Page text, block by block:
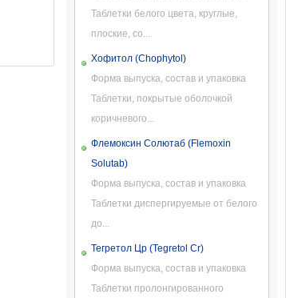
Таблетки белого цвета, круглые,
плоские, со...
Хофитол (Chophytol)
Форма выпуска, состав и упаковка
Таблетки, покрытые оболочкой
коричневого...
Флемоксин Солютаб (Flemoxin
Solutab)
Форма выпуска, состав и упаковка
Таблетки диспергируемые от белого
до...
Тегретол Цр (Tegretol Cr)
Форма выпуска, состав и упаковка
Таблетки пролонгированного